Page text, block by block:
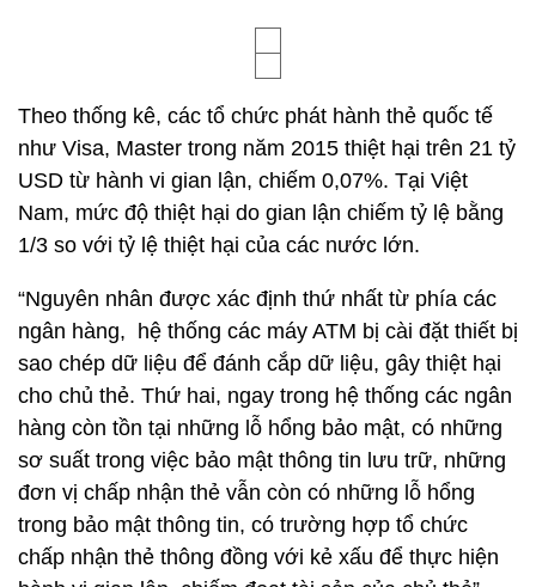
Theo thống kê, các tổ chức phát hành thẻ quốc tế
như Visa, Master trong năm 2015 thiệt hại trên 21 tỷ
USD từ hành vi gian lận, chiếm 0,07%. Tại Việt
Nam, mức độ thiệt hại do gian lận chiếm tỷ lệ bằng
1/3 so với tỷ lệ thiệt hại của các nước lớn.
“Nguyên nhân được xác định thứ nhất từ phía các
ngân hàng, hệ thống các máy ATM bị cài đặt thiết bị
sao chép dữ liệu để đánh cắp dữ liệu, gây thiệt hại
cho chủ thẻ. Thứ hai, ngay trong hệ thống các ngân
hàng còn tồn tại những lỗ hổng bảo mật, có những
sơ suất trong việc bảo mật thông tin lưu trữ, những
đơn vị chấp nhận thẻ vẫn còn có những lỗ hổng
trong bảo mật thông tin, có trường hợp tổ chức
chấp nhận thẻ thông đồng với kẻ xấu để thực hiện